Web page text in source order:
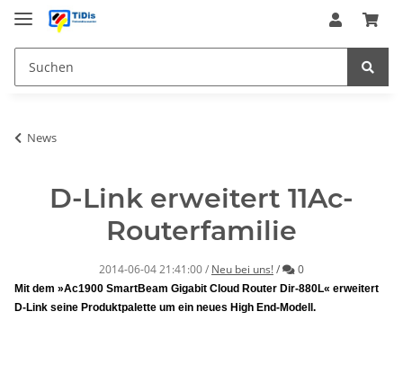
News
D-Link erweitert 11Ac-
Routerfamilie
2014-06-04 21:41:00/ Neu bei uns!/ Kommentare
0
Mit dem »Ac1900 SmartBeam Gigabit Cloud Router Dir-880L« erweitert
D-Link seine Produktpalette um ein neues High End-Modell.